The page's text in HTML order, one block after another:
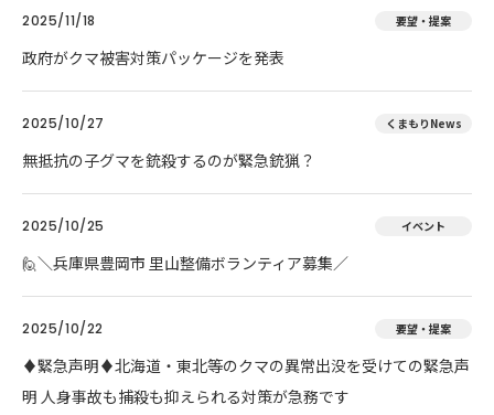
2025/11/18 要望・提案
政府がクマ被害対策パッケージを発表
2025/10/27 くまもりNews
無抵抗の子グマを銃殺するのが緊急銃猟？
2025/10/25 イベント
🙋＼兵庫県豊岡市 里山整備ボランティア募集／
2025/10/22 要望・提案
♦️緊急声明♦️北海道・東北等のクマの異常出没を受けての緊急声
明 人身事故も捕殺も抑えられる対策が急務です